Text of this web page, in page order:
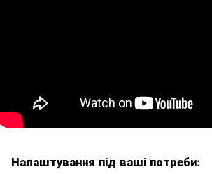
Налаштування під ваші потреби: